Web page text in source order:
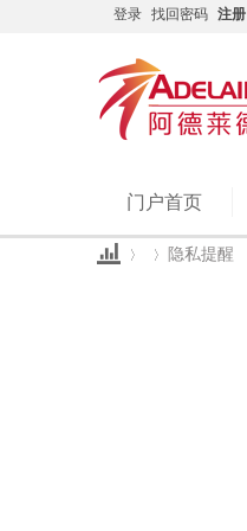
登录 找回密码 注册
门户首页
隐私提醒